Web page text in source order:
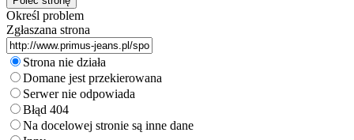
Określ problem
Zgłaszana strona
Strona nie działa
Domane jest przekierowana
Serwer nie odpowiada
Błąd 404
Na docelowej stronie są inne dane